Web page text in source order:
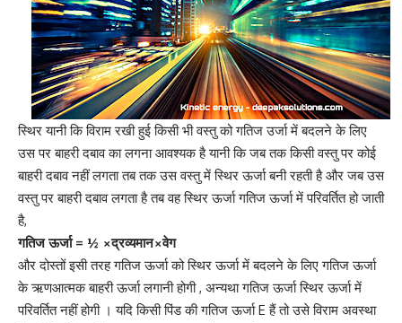
स्थिर यानी कि विराम रखी हुई किसी भी वस्तु को गतिज उर्जा में बदलने के लिए
उस पर बाहरी दबाव का लगना आवश्यक है यानी कि जब तक किसी वस्तु पर कोई
बाहरी दबाव नहीं लगता तब तक उस वस्तु में स्थिर ऊर्जा बनी रहती है और जब उस
वस्तु पर बाहरी दबाव लगता है तब वह स्थिर ऊर्जा गतिज ऊर्जा में परिवर्तित हो जाती
है,
गतिज ऊर्जा = ½ ×द्रव्यमान×वेग
और दोस्तों इसी तरह गतिज ऊर्जा को स्थिर ऊर्जा में बदलने के लिए गतिज ऊर्जा
के ऋणआत्मक बाहरी ऊर्जा लगानी होगी , अन्यथा गतिज ऊर्जा स्थिर ऊर्जा में
परिवर्तित नहीं होगी । यदि किसी पिंड की गतिज ऊर्जा E हैं तो उसे विराम अवस्था